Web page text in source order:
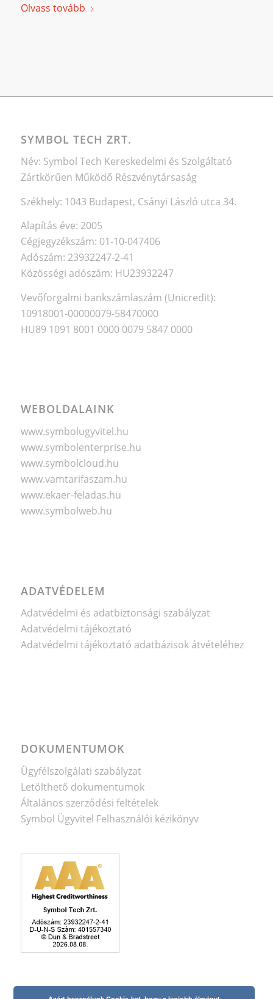
Olvass tovább
SYMBOL TECH ZRT.
Név: Symbol Tech Kereskedelmi és Szolgáltató
Zártkörűen Működő Részvénytársaság
Székhely: 1043 Budapest, Csányi László utca 34.
Alapítás éve: 2005
Cégjegyzékszám: 01-10-047406
Adószám: 23932247-2-41
Közösségi adószám: HU23932247
Vevőforgalmi bankszámlaszám (Unicredit):
10918001-00000079-58470000
HU89 1091 8001 0000 0079 5847 0000
WEBOLDALAINK
www.symbolugyvitel.hu
www.symbolenterprise.hu
www.symbolcloud.hu
www.vamtarifaszam.hu
www.ekaer-feladas.hu
www.symbolweb.hu
ADATVÉDELEM
Adatvédelmi és adatbiztonsági szabályzat
Adatvédelmi tájékoztató
Adatvédelmi tájékoztató adatbázisok átvételéhez
DOKUMENTUMOK
Ügyfélszolgálati szabályzat
Letölthető dokumentumok
Általános szerződési feltételek
Symbol Ügyvitel Felhasználói kézikönyv